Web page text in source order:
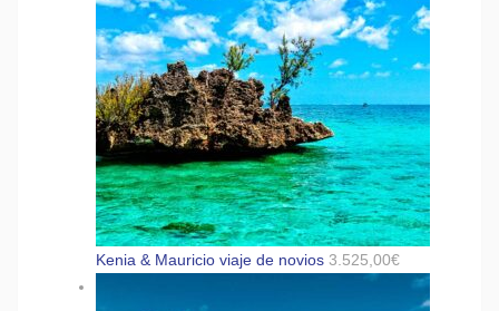
Kenia & Mauricio viaje de novios 3.525,00€